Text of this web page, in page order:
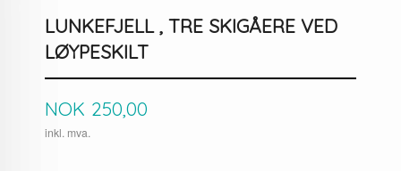
LUNKEFJELL , TRE SKIGÅERE VED
LØYPESKILT
Pris
NOK 250,00
inkl. mva.